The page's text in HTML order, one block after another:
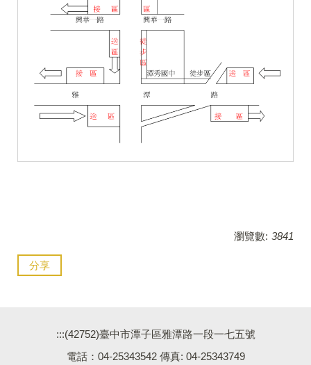
瀏覽數: 3841
分享
:::(42752)臺中市潭子區雅潭路一段一七五號
電話：04-25343542 傳真: 04-25343749